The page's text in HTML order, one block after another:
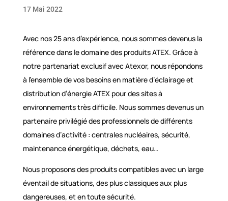
17 Mai 2022
Avec nos 25 ans d’expérience, nous sommes devenus la
référence dans le domaine des produits ATEX. Grâce à
notre partenariat exclusif avec Atexor, nous répondons
à l’ensemble de vos besoins en matière d’éclairage et
distribution d’énergie ATEX pour des sites à
environnements très difficile. Nous sommes devenus un
partenaire privilégié des professionnels de différents
domaines d’activité : centrales nucléaires, sécurité,
maintenance énergétique, déchets, eau…
Nous proposons des produits compatibles avec un large
éventail de situations, des plus classiques aux plus
dangereuses, et en toute sécurité.